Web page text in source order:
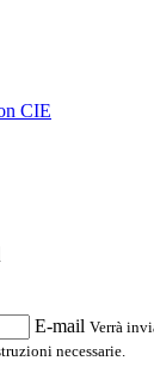
CIE
E-mail Verrà
necessarie.